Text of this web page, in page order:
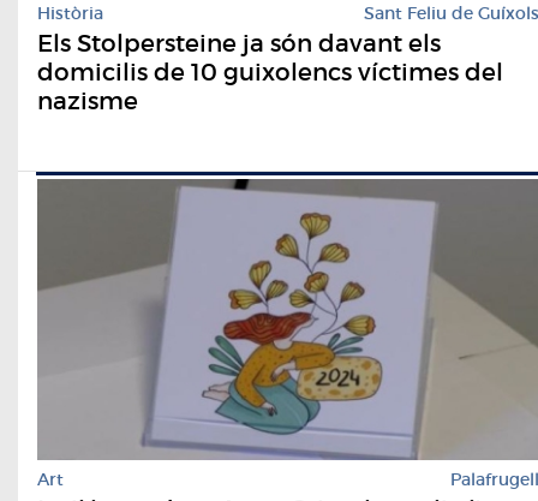
Història Sant Feliu de Guíxols
Els Stolpersteine ja són davant els
domicilis de 10 guixolencs víctimes del
nazisme
Art Palafrugell